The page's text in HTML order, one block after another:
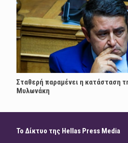
Σταθερή παραμένει η κατάσταση
Μυλωνάκη
Το Δίκτυο της Hellas Press Media